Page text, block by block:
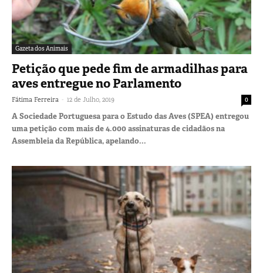
Gazeta dos Animais
Petição que pede fim de armadilhas para
aves entregue no Parlamento
Fátima Ferreira - 12 de Julho, 2019 0
A Sociedade Portuguesa para o Estudo das Aves (SPEA) entregou
uma petição com mais de 4.000 assinaturas de cidadãos na
Assembleia da República, apelando...